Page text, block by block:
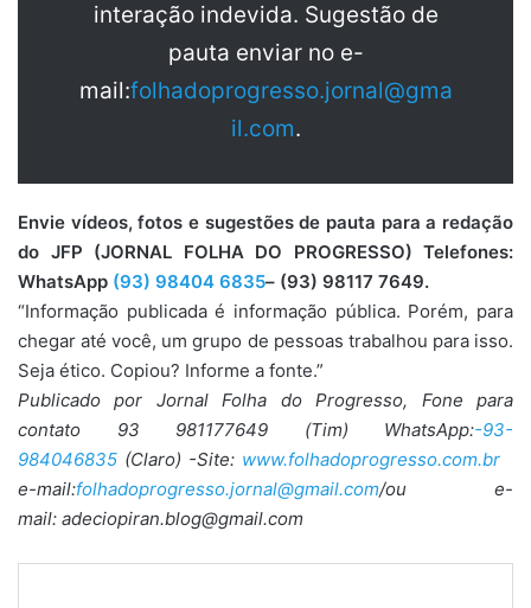
interação indevida. Sugestão de
pauta enviar no e-
mail:folhadoprogresso.jornal@gma
il.com.
Envie vídeos, fotos e sugestões de pauta para a redação
do JFP (JORNAL FOLHA DO PROGRESSO) Telefones:
WhatsApp (93) 98404 6835– (93) 98117 7649.
“Informação publicada é informação pública. Porém, para
chegar até você, um grupo de pessoas trabalhou para isso.
Seja ético. Copiou? Informe a fonte.”
Publicado por Jornal Folha do Progresso, Fone para
contato 93 981177649 (Tim) WhatsApp:-93-
984046835 (Claro) -Site: www.folhadoprogresso.com.br
e-mail:folhadoprogresso.jornal@gmail.com/ou e-
mail: adeciopiran.blog@gmail.com